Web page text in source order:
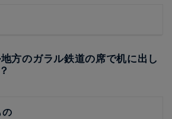
方のガラル鉄道の席で机に出し